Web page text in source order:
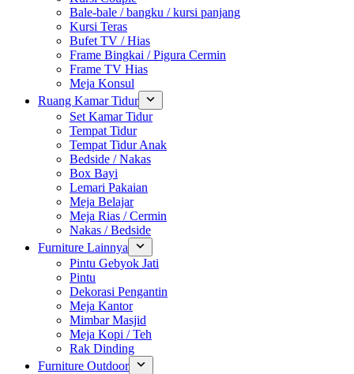
Bale-bale / bangku / kursi panjang
Kursi Teras
Bufet TV / Hias
Frame Bingkai / Pigura Cermin
Frame TV Hias
Meja Konsul
Ruang Kamar Tidur
Set Kamar Tidur
Tempat Tidur
Tempat Tidur Anak
Bedside / Nakas
Box Bayi
Lemari Pakaian
Meja Belajar
Meja Rias / Cermin
Nakas / Bedside
Furniture Lainnya
Pintu Gebyok Jati
Pintu
Dekorasi Pengantin
Meja Kantor
Mimbar Masjid
Meja Kopi / Teh
Rak Dinding
Furniture Outdoor